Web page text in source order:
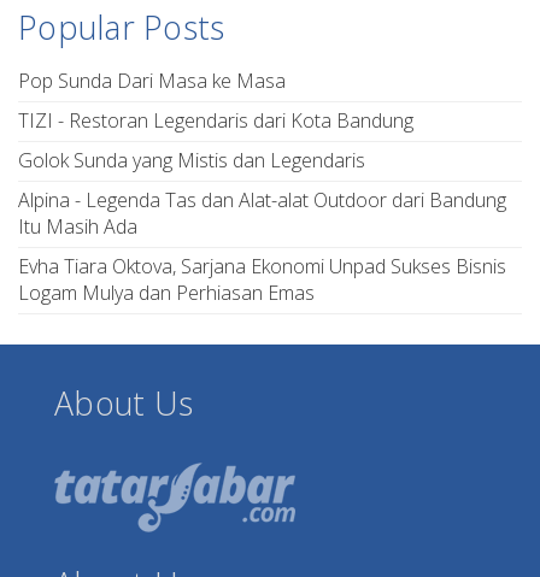
Popular Posts
Pop Sunda Dari Masa ke Masa
TIZI - Restoran Legendaris dari Kota Bandung
Golok Sunda yang Mistis dan Legendaris
Alpina - Legenda Tas dan Alat-alat Outdoor dari Bandung
Itu Masih Ada
Evha Tiara Oktova, Sarjana Ekonomi Unpad Sukses Bisnis
Logam Mulya dan Perhiasan Emas
About Us